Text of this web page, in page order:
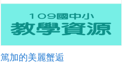
篤加的美麗蟹逅